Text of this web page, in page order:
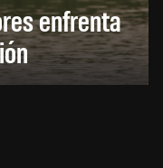
enfrenta